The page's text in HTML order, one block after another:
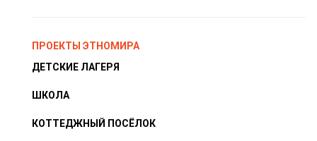
ПРОЕКТЫ ЭТНОМИРА
ДЕТСКИЕ ЛАГЕРЯ
ШКОЛА
КОТТЕДЖНЫЙ ПОСЁЛОК